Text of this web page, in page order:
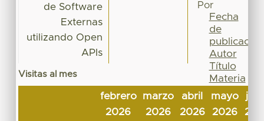
de Software
Externas
utilizando Open
APIs
Visitas al mes
febrero
2026
marzo
2026
abril
2026
mayo
2026
Por
Fecha
de
publicación
Autor
Título
Materia
Tipo
colección